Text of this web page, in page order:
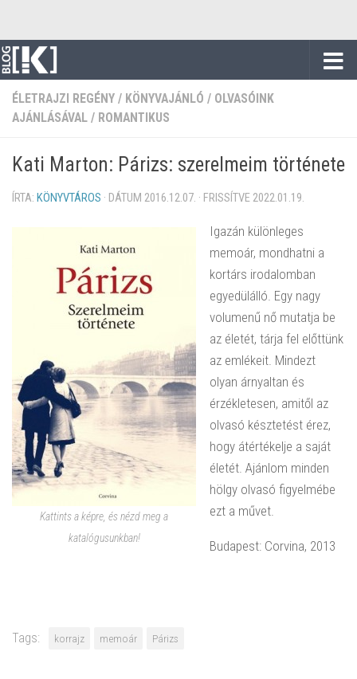
ÉLETRAJZI REGÉNY / KÖNYVAJÁNLÓ / OLVASÓINK
AJÁNLÁSÁVAL / ROMANTIKUS
Kati Marton: Párizs: szerelmeim története
ÍRTA: KÖNYVTÁROS · DÁTUM 2016.12.07. · FRISSÍTVE 2022.01.19.
Kattints a képre, és nézd meg a
katalógusunkban!
Igazán különleges
memoár, mondhatni a
kortárs irodalomban
egyedülálló. Egy nagy
volumenű nő mutatja be
az életét, tárja fel előttünk
az emlékeit. Mindezt
olyan árnyaltan és
érzékletesen, amitől az
olvasó késztetést érez,
hogy átértékelje a saját
életét. Ajánlom minden
hölgy olvasó figyelmébe
ezt a művet.
Budapest: Corvina, 2013
Tags: korrajz memoár Párizs